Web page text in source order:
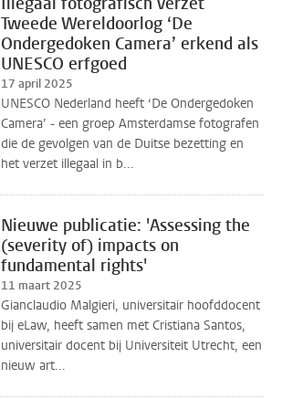
Tweede Wereldoorlog ‘De
Ondergedoken Camera’ erkend als
UNESCO erfgoed
17 april 2025
UNESCO Nederland heeft ‘De Ondergedoken
Camera’ - een groep Amsterdamse fotografen
die de gevolgen van de Duitse bezetting en
het verzet illegaal in b...
Nieuwe publicatie: 'Assessing the
(severity of) impacts on
fundamental rights'
11 maart 2025
Gianclaudio Malgieri, universitair hoofddocent
bij eLaw, heeft samen met Cristiana Santos,
universitair docent bij Universiteit Utrecht, een
nieuw art...